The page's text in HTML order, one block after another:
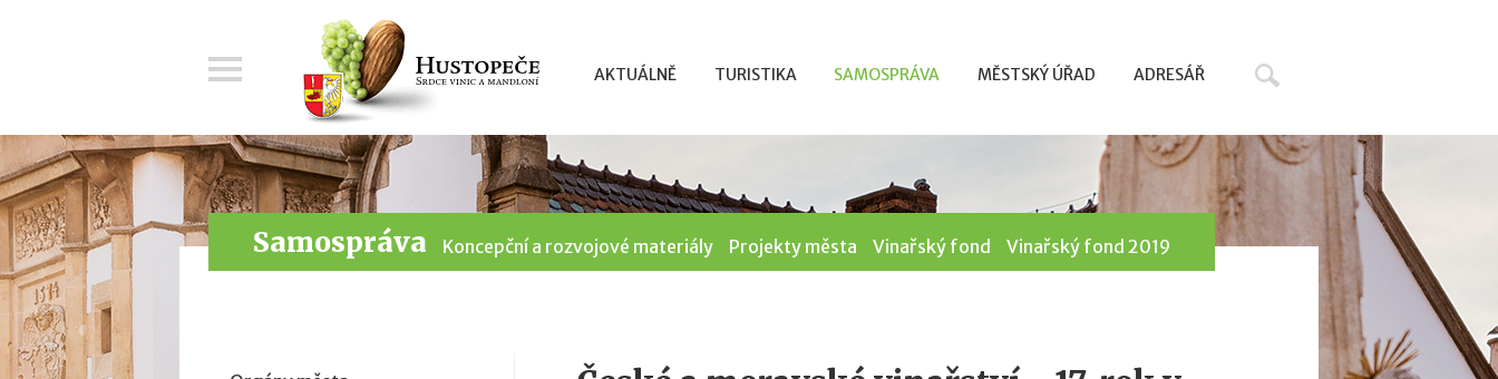
AKTUÁLNĚ TURISTIKA SAMOSPRÁVA MĚSTSKÝ ÚŘAD ADRESÁŘ
Samospráva Koncepční a rozvojové materiály Projekty města Vinařský fond Vinařský fond 2019